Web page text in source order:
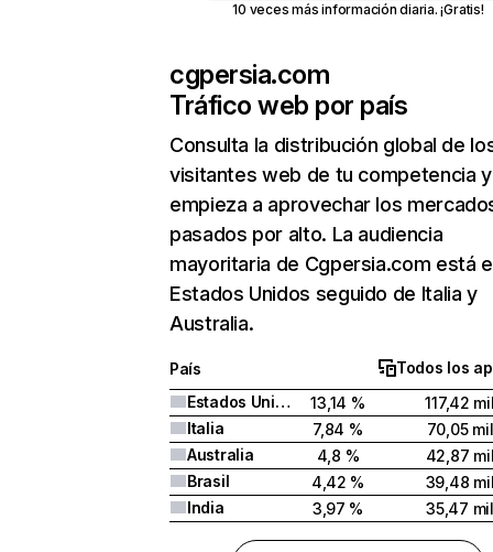
10 veces más información diaria. ¡Gratis!
cgpersia.com
Tráfico web por país
Consulta la distribución global de
visitantes web de tu competencia y
empieza a aprovechar los
pasados por alto. La audiencia
mayoritaria de Cgpersia.com está
Estados Unidos seguido de Italia y
Australia.
País
Todos los
Estados Unidos
13,14 %
117,42
Italia
7,84 %
70,05 mil
Australia
4,8 %
42,87
Brasil
4,42 %
39,48
India
3,97 % 35,47 mil